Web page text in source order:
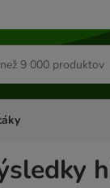
menu: Malé